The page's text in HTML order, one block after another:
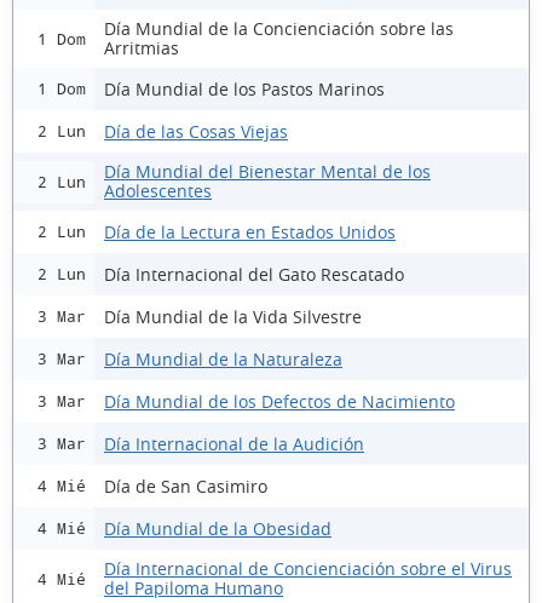
1 Dom
Día Mundial de la Concienciación sobre las
Arritmias
1 Dom Día Mundial de los Pastos Marinos
2 Lun Día de las Cosas Viejas
2 Lun
Día Mundial del Bienestar Mental de los
Adolescentes
2 Lun Día de la Lectura en Estados Unidos
2 Lun Día Internacional del Gato Rescatado
3 Mar Día Mundial de la Vida Silvestre
3 Mar Día Mundial de la Naturaleza
3 Mar Día Mundial de los Defectos de Nacimiento
3 Mar Día Internacional de la Audición
4 Mié Día de San Casimiro
4 Mié Día Mundial de la Obesidad
4 Mié
Día Internacional de Concienciación sobre el Virus
del Papiloma Humano